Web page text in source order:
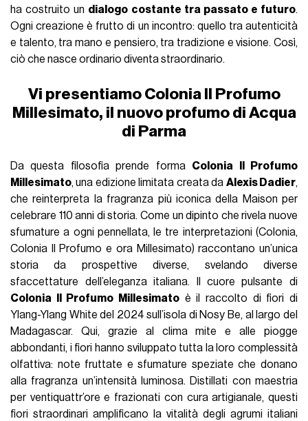
ha costruito un dialogo costante tra passato e futuro.
Ogni creazione è frutto di un incontro: quello tra autenticità
e talento, tra mano e pensiero, tra tradizione e visione. Così,
ciò che nasce ordinario diventa straordinario.
Vi presentiamo Colonia Il Profumo
Millesimato, il nuovo profumo di Acqua
di Parma
Da questa filosofia prende forma Colonia Il Profumo
Millesimato, una edizione limitata creata da Alexis Dadier,
che reinterpreta la fragranza più iconica della Maison per
celebrare 110 anni di storia. Come un dipinto che rivela nuove
sfumature a ogni pennellata, le tre interpretazioni (Colonia,
Colonia Il Profumo e ora Millesimato) raccontano un’unica
storia da prospettive diverse, svelando diverse
sfaccettature dell’eleganza italiana. Il cuore pulsante di
Colonia Il Profumo Millesimato è il raccolto di fiori di
Ylang-Ylang White del 2024 sull’isola di Nosy Be, al largo del
Madagascar. Qui, grazie al clima mite e alle piogge
abbondanti, i fiori hanno sviluppato tutta la loro complessità
olfattiva: note fruttate e sfumature speziate che donano
alla fragranza un’intensità luminosa. Distillati con maestria
per ventiquattr’ore e frazionati con cura artigianale, questi
fiori straordinari amplificano la vitalità degli agrumi italiani